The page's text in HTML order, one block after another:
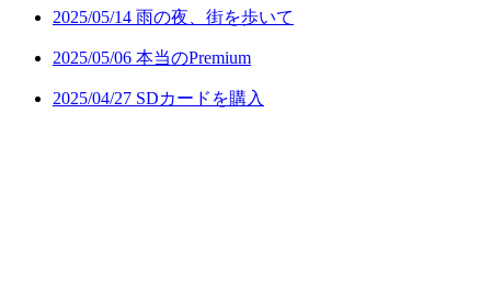
2025/05/14 雨の夜、街を歩いて
2025/05/06 本当のPremium
2025/04/27 SDカードを購入